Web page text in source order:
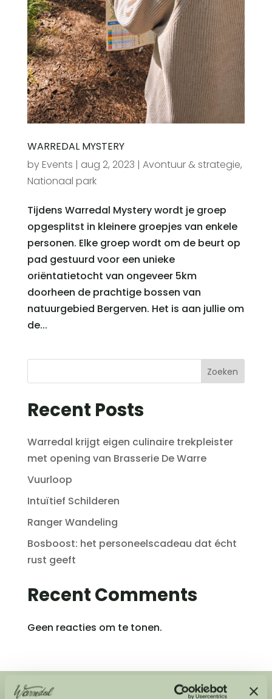
WARREDAL MYSTERY
byEvents | aug 2, 2023 | Avontuur & strategie,
Nationaal park
Tijdens Warredal Mystery wordt je groep
opgesplitst in kleinere groepjes van enkele
personen. Elke groep wordt om de beurt op
pad gestuurd voor een unieke
oriëntatietocht van ongeveer 5km
doorheen de prachtige bossen van
natuurgebied Bergerven. Het is aan jullie om
de...
Zoeken
Recent Posts
Warredal krijgt eigen culinaire trekpleister
met opening van Brasserie De Warre
Vuurloop
Intuïtief Schilderen
Ranger Wandeling
Bosboost: het personeelscadeau dat écht
rust geeft
Recent Comments
Geen reacties om te tonen.